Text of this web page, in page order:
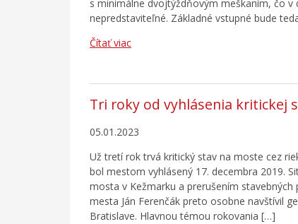
s minimálne dvojtýždňovým meškaním, čo
nepredstaviteľné. Základné vstupné bude
Čítať viac
Tri roky od vyhlásenia kritickej
05.01.2023
Už tretí rok trvá kritický stav na moste cez
bol mestom vyhlásený 17. decembra 2019.
mosta v Kežmarku a prerušením
mesta Ján Ferenčák preto osobne navštívil
Bratislave. Hlavnou témou rokovania […]